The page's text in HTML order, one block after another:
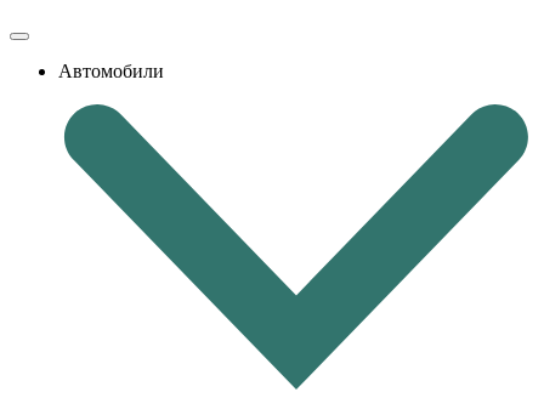
Автомобили